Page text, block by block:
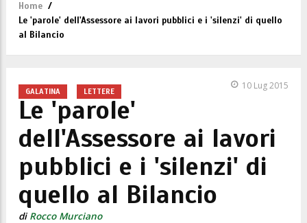
Briciole
di
pane
Home /
Le 'parole' dell'Assessore ai lavori pubblici e i 'silenzi' di quello
al Bilancio
GALATINA LETTERE 10 Lug 2015
Le 'parole'
dell'Assessore ai lavori
pubblici e i 'silenzi' di
quello al Bilancio
di Rocco Murciano